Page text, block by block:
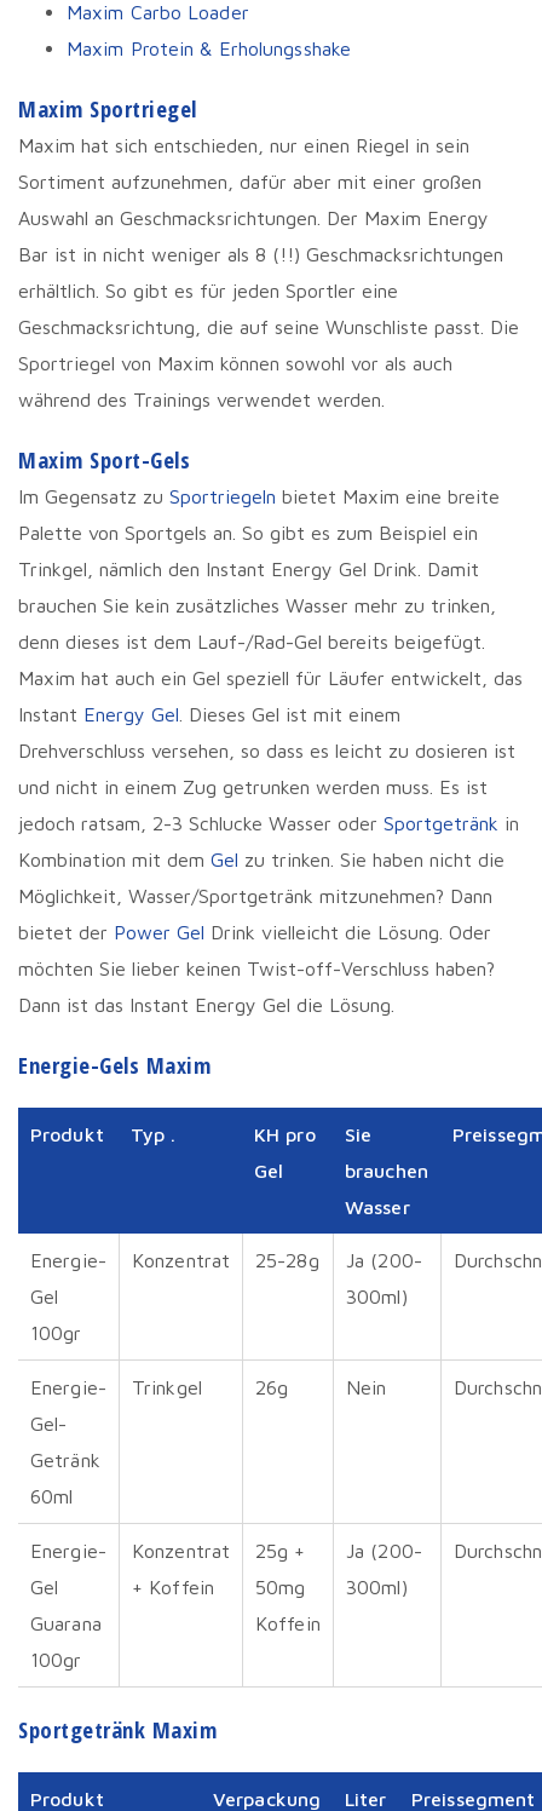
Maxim Carbo Loader
Maxim Protein & Erholungsshake
Maxim Sportriegel
Maxim hat sich entschieden, nur einen Riegel in sein
Sortiment aufzunehmen, dafür aber mit einer großen
Auswahl an Geschmacksrichtungen. Der Maxim Energy
Bar ist in nicht weniger als 8 (!!) Geschmacksrichtungen
erhältlich. So gibt es für jeden Sportler eine
Geschmacksrichtung, die auf seine Wunschliste passt. Die
Sportriegel von Maxim können sowohl vor als auch
während des Trainings verwendet werden.
Maxim Sport-Gels
Im Gegensatz zu Sportriegeln bietet Maxim eine breite
Palette von Sportgels an. So gibt es zum Beispiel ein
Trinkgel, nämlich den Instant Energy Gel Drink. Damit
brauchen Sie kein zusätzliches Wasser mehr zu trinken,
denn dieses ist dem Lauf-/Rad-Gel bereits beigefügt.
Maxim hat auch ein Gel speziell für Läufer entwickelt, das
Instant Energy Gel . Dieses Gel ist mit einem
Drehverschluss versehen, so dass es leicht zu dosieren ist
und nicht in einem Zug getrunken werden muss. Es ist
jedoch ratsam, 2-3 Schlucke Wasser oder Sportgetränk in
Kombination mit dem Gel zu trinken. Sie haben nicht die
Möglichkeit, Wasser/Sportgetränk mitzunehmen? Dann
bietet der Power Gel Drink vielleicht die Lösung. Oder
möchten Sie lieber keinen Twist-off-Verschluss haben?
Dann ist das Instant Energy Gel die Lösung.
Energie-Gels Maxim
Produkt Typ .
KH pro
Gel
Sie
brauchen
Wasser
Energie-
Gel
100gr
Konzentrat 25-28g
Ja (200-
300ml)
Energie-
Gel-
Getränk
60ml
Trinkgel 26g Nein
Energie-
Gel
Guarana
100gr
Konzentrat
+ Koffein
25g +
50mg
Koffein
Ja (200-
300ml)
Sportgetränk Maxim
Produkt
Verpackung
Liter Preissegment